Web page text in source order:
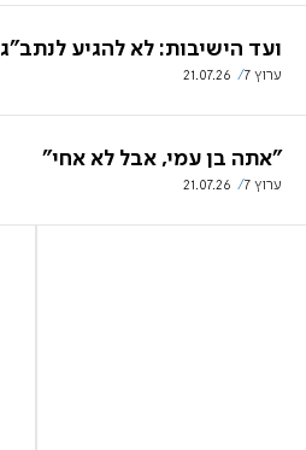
ועד הישיבות: לא להגיע לנתב"ג
ערוץ 7 21.07.26
"אתה בן עמי, אבל לא אחי"
ערוץ 7 21.07.26